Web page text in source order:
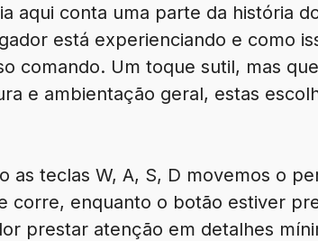
aqui conta uma parte da história
está experienciando e como
comando. Um toque sutil, mas
e ambientação geral, estas
as teclas W, A, S, D movemos o
corre, enquanto o botão estiver
prestar atenção em detalhes